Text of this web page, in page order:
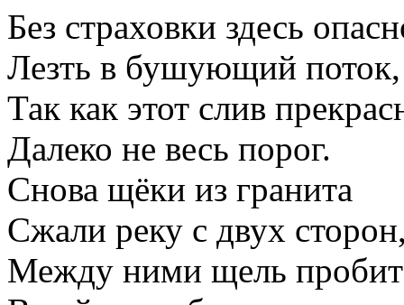
Без страховки здесь
Лезть в бушующий поток,
Так как этот слив
Далеко не весь порог.
Снова щёки из гранита
Сжали реку с двух
Между ними щель